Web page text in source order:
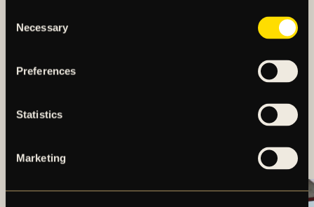
Selection
Necessary
Preferences
Statistics
Marketing